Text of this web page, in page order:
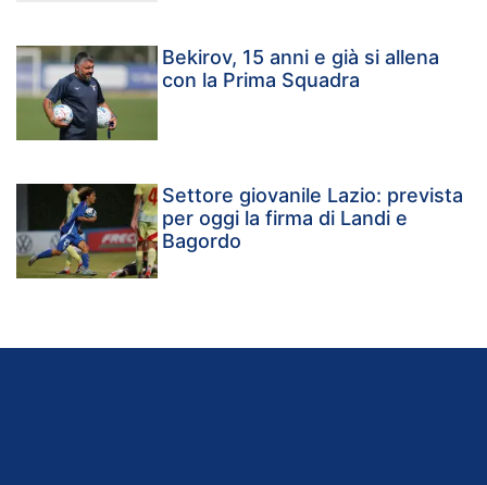
Bekirov, 15 anni e già si allena
con la Prima Squadra
Settore giovanile Lazio: prevista
per oggi la firma di Landi e
Bagordo